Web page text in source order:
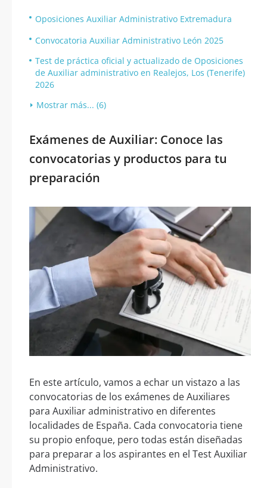
Oposiciones Auxiliar Administrativo Extremadura
Convocatoria Auxiliar Administrativo León 2025
Test de práctica oficial y actualizado de Oposiciones
de Auxiliar administrativo en Realejos, Los (Tenerife)
2026
Mostrar más... (6)
Exámenes de Auxiliar: Conoce las
convocatorias y productos para tu
preparación
En este artículo, vamos a echar un vistazo a las
convocatorias de los exámenes de Auxiliares
para Auxiliar administrativo en diferentes
localidades de España. Cada convocatoria tiene
su propio enfoque, pero todas están diseñadas
para preparar a los aspirantes en el Test Auxiliar
Administrativo.